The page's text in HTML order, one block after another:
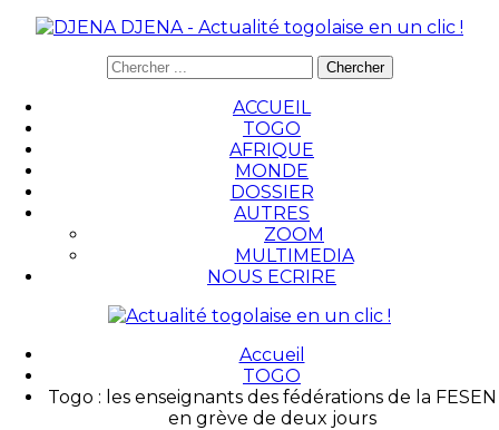
DJENA - Actualité togolaise en un clic !
ACCUEIL
TOGO
AFRIQUE
MONDE
DOSSIER
AUTRES
ZOOM
MULTIMEDIA
NOUS ECRIRE
Accueil
TOGO
Togo : les enseignants des fédérations de la FESEN
en grève de deux jours